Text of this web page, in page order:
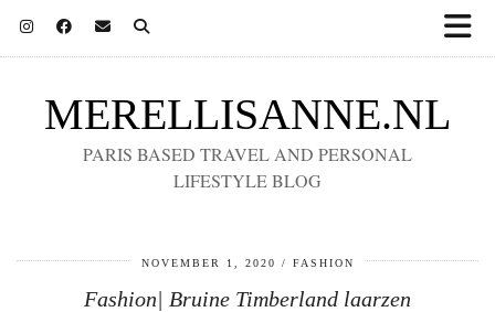
MERELLISANNE.NL
PARIS BASED TRAVEL AND PERSONAL
LIFESTYLE BLOG
NOVEMBER 1, 2020 FASHION
Fashion| Bruine Timberland laarzen